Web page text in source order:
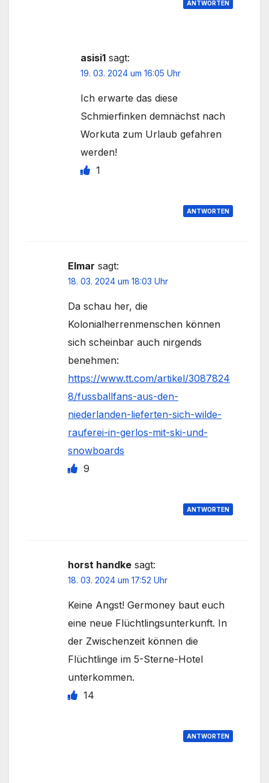
ANTWORTEN
asisi1 sagt:
19. 03. 2024 um 16:05 Uhr
Ich erwarte das diese
Schmierfinken demnächst nach
Workuta zum Urlaub gefahren
werden!
1
ANTWORTEN
Elmar sagt:
18. 03. 2024 um 18:03 Uhr
Da schau her, die
Kolonialherrenmenschen können
sich scheinbar auch nirgends
benehmen:
https://www.tt.com/artikel/3087824
8/fussballfans-aus-den-
niederlanden-lieferten-sich-wilde-
rauferei-in-gerlos-mit-ski-und-
snowboards
9
ANTWORTEN
horst handke sagt:
18. 03. 2024 um 17:52 Uhr
Keine Angst! Germoney baut euch
eine neue Flüchtlingsunterkunft. In
der Zwischenzeit können die
Flüchtlinge im 5-Sterne-Hotel
unterkommen.
14
ANTWORTEN